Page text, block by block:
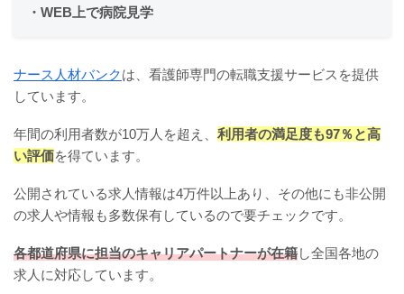
・WEB上で病院見学
ナース人材バンクは、看護師専門の転職支援サービスを提供
しています。
年間の利用者数が10万人を超え、 利用者の満足度も97％と高
い評価を得ています。
公開されている求人情報は4万件以上あり、その他にも非公開
の求人や情報も多数保有しているので要チェックです。
各都道府県に担当のキャリアパートナーが在籍し全国各地の
求人に対応しています。